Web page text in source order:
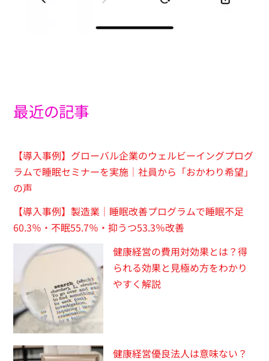
最近の記事
【導入事例】グローバル企業のウェルビーイングプログ
ラムで睡眠セミナーを実施｜社員から「おかわり希望」
の声
【導入事例】製造業｜睡眠改善プログラムで睡眠不足
60.3％・不眠55.7％・抑うつ53.3％改善
健康経営の費用対効果とは？得
られる効果と見極め方をわかり
やすく解説
健康経営優良法人は意味ない？